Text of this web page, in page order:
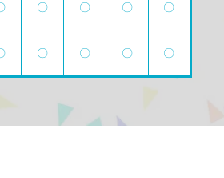
〇 〇 〇 〇
〇 〇 〇 〇